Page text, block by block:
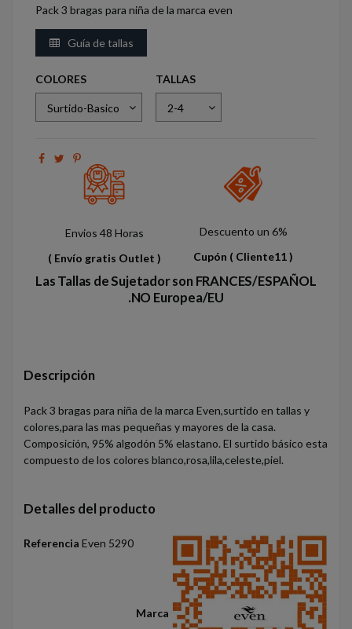
Pack 3 bragas para niña de la marca even
Guía de tallas
COLORES TALLAS
Envios 48 Horas
( Envío gratis Outlet )
Descuento un 6%
Cupón ( Cliente11 )
Las Tallas de Sujetador son FRANCES/ESPAÑOL
.NO Europea/EU
Descripción
Pack 3 bragas para niña de la marca Even,surtido en tallas y
colores,para las mas pequeñas y mayores de la casa.
Composición, 95% algodón 5% elastano. El surtido básico esta
compuesto de los colores blanco,rosa,lila,celeste,piel.
Detalles del producto
Marca
Referencia Even 5290